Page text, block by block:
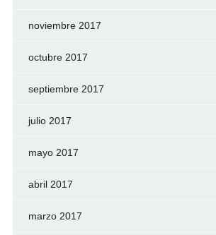
noviembre 2017
octubre 2017
septiembre 2017
julio 2017
mayo 2017
abril 2017
marzo 2017